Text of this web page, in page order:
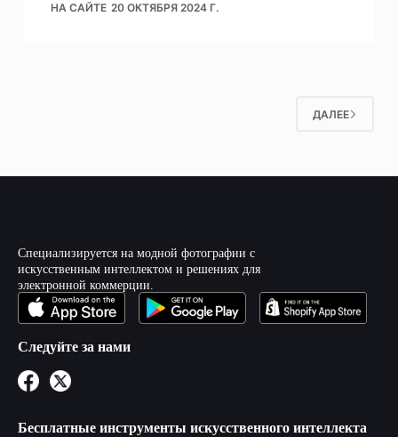
НА САЙТЕ 20 ОКТЯБРЯ 2024 Г.
ДАЛЕЕ
Специализируется на модной фотографии с
искусственным интеллектом и решениях для
электронной коммерции.
Следуйте за нами
Бесплатные инструменты искусственного интеллекта